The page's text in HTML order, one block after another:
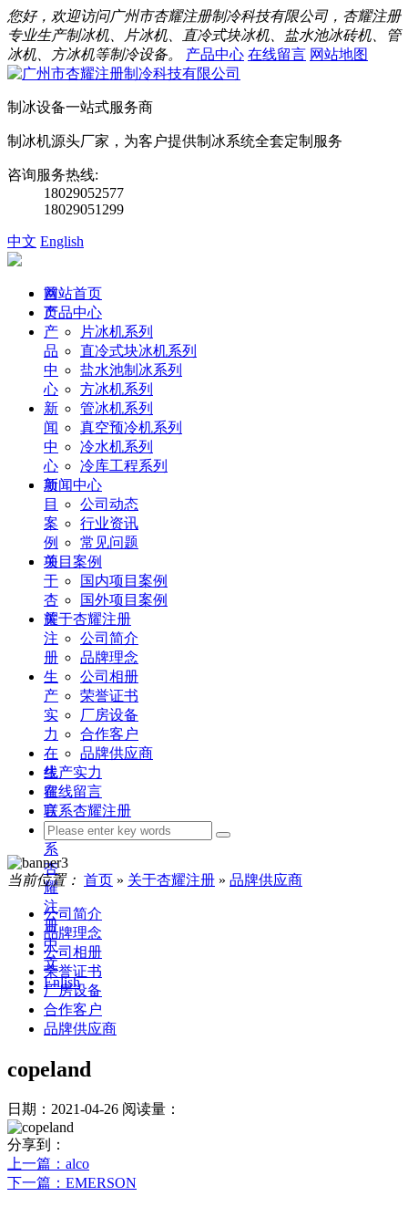
您好，欢迎访问广州市杏耀注册制冷科技有限公司，杏耀注册
专业生产制冰机、片冰机、直冷式块冰机、盐水池冰砖机、管
冰机、方冰机等制冷设备。
产品中心 在线留言 网站地图
制冰设备一站式服务商
制冰机源头厂家，为客户提供制冰系统全套定制服务
咨询服务热线:
18029052577
18029051299
中文 English
首
页
产
品
中
心
新
闻
中
心
项
目
案
例
关
于
杏
耀
注
册
生
产
实
力
在
线
留
言
联
系
杏
耀
注
册
中
文
Enlish
网站首页
产品中心
片冰机系列
直冷式块冰机系列
盐水池制冰系列
方冰机系列
管冰机系列
真空预冷机系列
冷水机系列
冷库工程系列
新闻中心
公司动态
行业资讯
常见问题
项目案例
国内项目案例
国外项目案例
关于杏耀注册
公司简介
品牌理念
公司相册
荣誉证书
厂房设备
合作客户
品牌供应商
生产实力
在线留言
联系杏耀注册
当前位置： 首页 » 关于杏耀注册 » 品牌供应商
公司简介
品牌理念
公司相册
荣誉证书
厂房设备
合作客户
品牌供应商
copeland
日期：2021-04-26 阅读量：
分享到：
上一篇 ：alco
下一篇 ：EMERSON